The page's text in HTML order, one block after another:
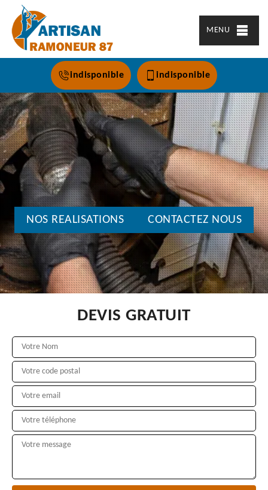
MENU
indisponible indisponible
NOS REALISATIONS CONTACTEZ NOUS
DEVIS GRATUIT